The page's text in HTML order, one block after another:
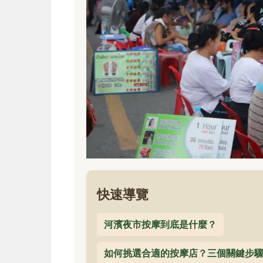
快速導覽
河濱夜市按摩到底是什麼？
如何挑選合適的按摩店？三個關鍵步驟